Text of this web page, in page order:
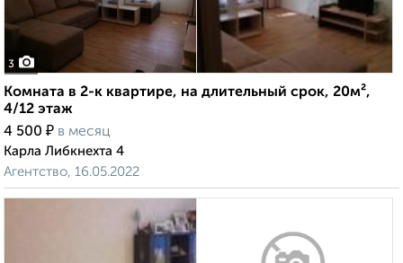
3
Комната в 2-к квартире, на длительный срок, 20м²,
4/12 этаж
4 500 ₽ в месяц
Карла Либкнехта 4
Агентство, 16.05.2022